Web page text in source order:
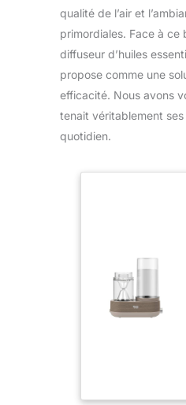
qualité de l’air et
primordiales. Face à ce
diffuseur d’huiles
propose comme une
efficacité. Nous avons
tenait véritablement
quotidien.